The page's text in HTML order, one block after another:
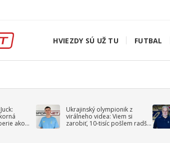
HVIEZDY SÚ UŽ TU FUTBAL
ako
Ukrajinský olympionik z
virálneho videa: Viem si
zarobiť, 10-tisíc pošlem radšej